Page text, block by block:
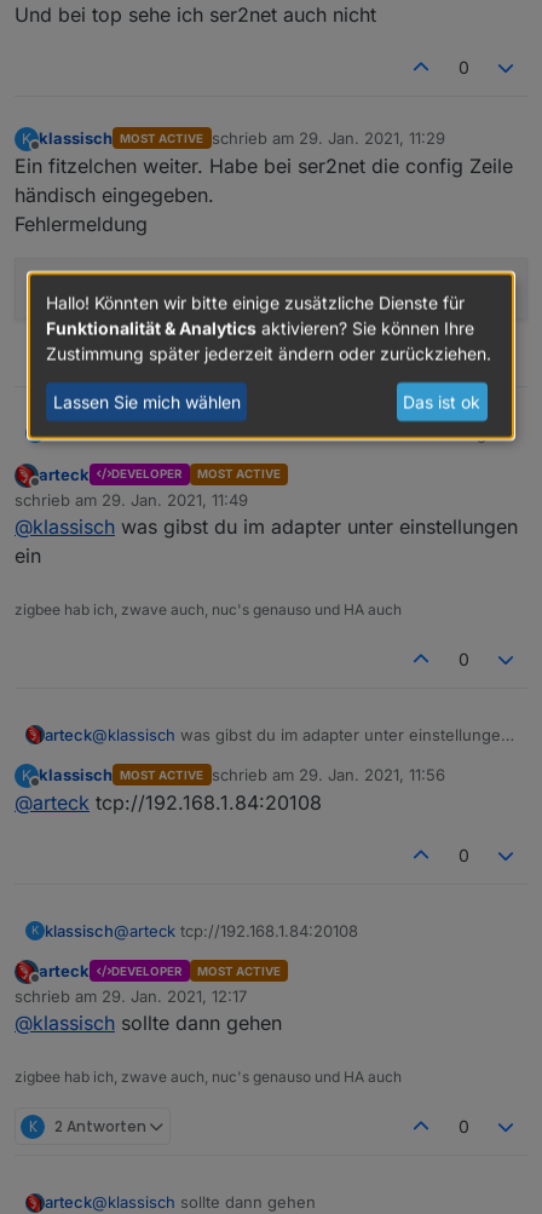
Und bei top sehe ich ser2net auch nicht
0
K
Offline
klassisch MOST ACTIVE schrieb am 29. Jan. 2021, 11:29
zuletzt editiert von
Ein fitzelchen weiter. Habe bei ser2net die config Zeile
händisch eingegeben.
Fehlermeldung
0
K klassischEin fitzelchen weiter. Habe bei ser2net die config
Fehlermeldung
Offline
arteck DEVELOPER MOST ACTIVE
schrieb am 29. Jan. 2021, 11:49
zuletzt editiert von
@klassisch was gibst du im adapter unter einstellungen
ein
zigbee hab ich, zwave auch, nuc's genauso und HA auch
0
arteck@klassisch was gibst du im adapter unter einstellungen
K
Offline
klassisch MOST ACTIVE schrieb am 29. Jan. 2021, 11:56
zuletzt editiert von
@arteck tcp://192.168.1.84:20108
0
K klassisch@arteck tcp://192.168.1.84:20108
Offline
arteck DEVELOPER MOST ACTIVE
schrieb am 29. Jan. 2021, 12:17
zuletzt editiert von
@klassisch sollte dann gehen
zigbee hab ich, zwave auch, nuc's genauso und HA auch
K 2 Antworten 0
arteck@klassisch sollte dann gehen
Hallo! Könnten wir bitte einige zusätzliche Dienste für
Funktionalität & Analytics aktivieren? Sie können Ihre
Zustimmung später jederzeit ändern oder zurückziehen.
Lassen Sie mich wählen Das ist ok